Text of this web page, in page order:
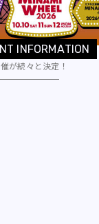
T N FORMAT ON
が続々と決定！